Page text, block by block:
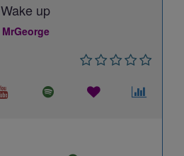
Wake up
MrGeorge